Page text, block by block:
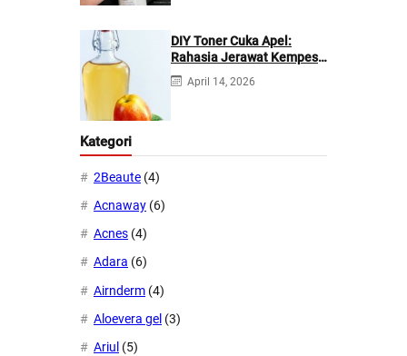
DIY Toner Cuka Apel:
Rahasia Jerawat Kempes
dalam 2 Hari!
April 14, 2026
Kategori
2Beaute (4)
Acnaway (6)
Acnes (4)
Adara (6)
Airnderm (4)
Aloevera gel (3)
Ariul (5)